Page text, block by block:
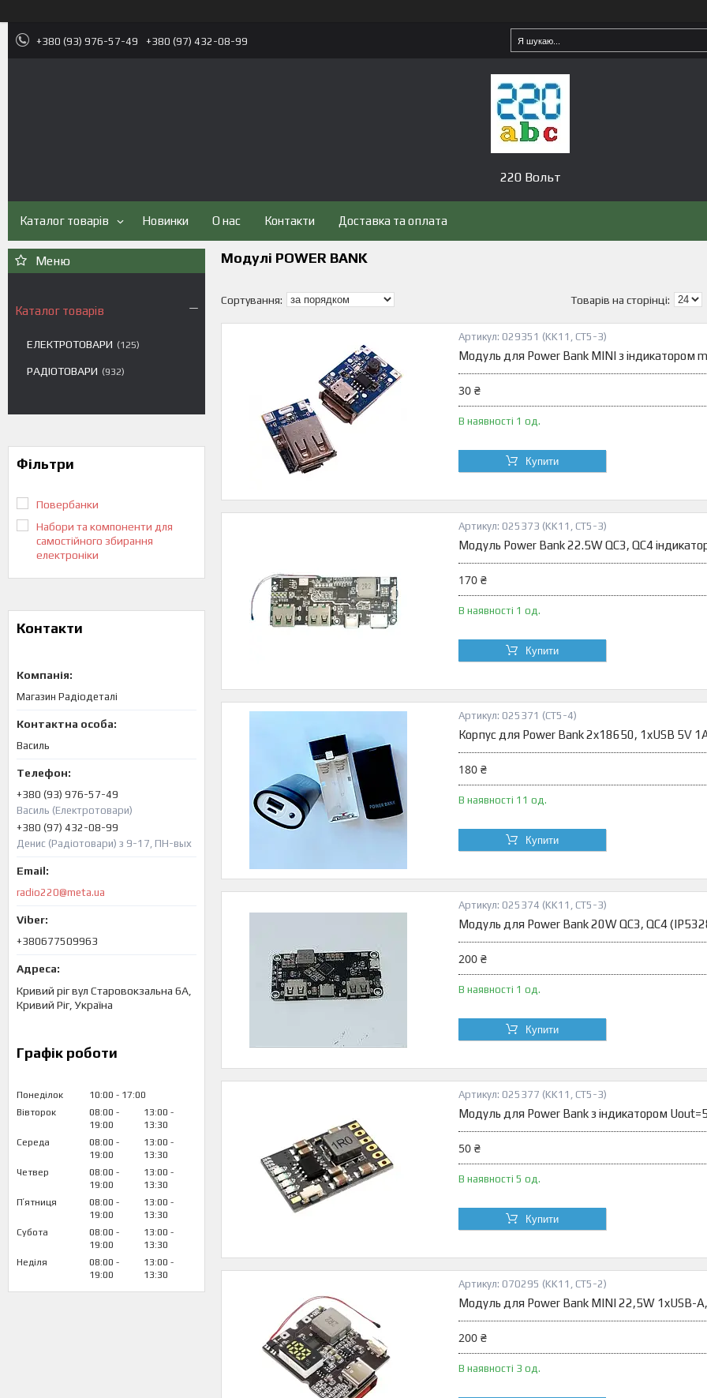
+380 (93) 976-57-49 +380 (97) 432-08-99
220 Вольт
Каталог товарів Новинки О нас Контакти Доставка та оплата
Каталог товарів
ЕЛЕКТРОТОВАРИ 125
РАДІОТОВАРИ 932
Фільтри
Повербанки
Набори та компоненти для
самостійного збирання
електроніки
Контакти
Магазин Радіодеталі
Василь
+380 (93) 976-57-49
Василь (Електротовари)
+380 (97) 432-08-99
Денис (Радіотовари) з 9-17, ПН-вых
radio220@meta.ua
+380677509963
Кривий ріг вул Старовокзальна 6А,
Кривий Ріг, Україна
Графік роботи
Понеділок 10:00
17:00
Вівторок
08:00
19:00
13:00
13:30
Середа
08:00
19:00
13:00
13:30
Четвер
08:00
19:00
13:00
13:30
Пʼятниця
08:00
19:00
13:00
13:30
Субота
08:00
19:00
13:00
13:30
Неділя
08:00
19:00
13:00
13:30
Модулі POWER BANK
029351 (KK11, CT5-3)
Модуль для Power Bank MINI з індикатором
30 ₴
В наявності 1 од.
Купити
025373 (KK11, CT5-3)
Модуль Power Bank 22.5W QC3, QC4
170 ₴
В наявності 1 од.
Купити
025371 (CT5-4)
Корпус для Power Bank 2x18650, 1xUSB 5V
180 ₴
В наявності 11 од.
Купити
025374 (KK11, CT5-3)
Модуль для Power Bank 20W QC3, QC4
200 ₴
В наявності 1 од.
Купити
025377 (KK11, CT5-3)
Модуль для Power Bank з індикатором
50 ₴
В наявності 5 од.
Купити
070295 (KK11, CT5-2)
Модуль для Power Bank MINI 22,5W 1xUSB-A,
200 ₴
В наявності 3 од.